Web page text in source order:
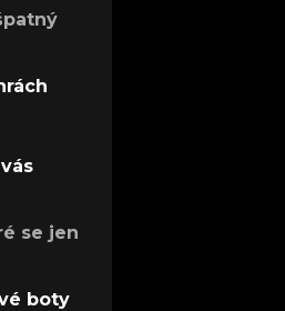
se jen
boty